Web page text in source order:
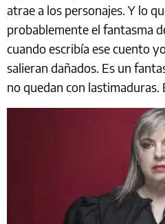
atrae a los personajes. Y lo
probablemente el fantasma
cuando escribía ese cuento
salieran dañados. Es un
no quedan con lastimaduras.